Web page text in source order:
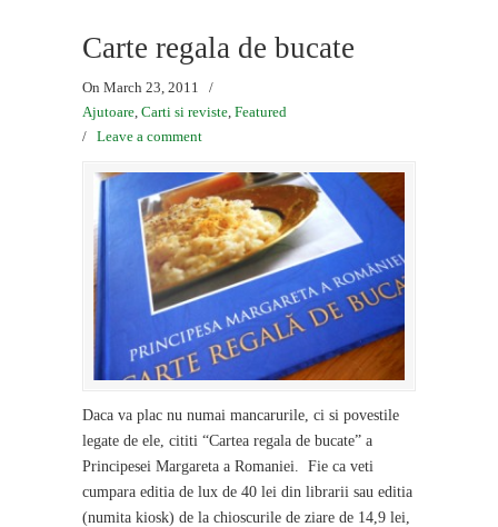
Carte regala de bucate
On March 23, 2011
/
Ajutoare, Carti si reviste, Featured
/ Leave a comment
Daca va plac nu numai mancarurile, ci si povestile
legate de ele, cititi “Cartea regala de bucate” a
Principesei Margareta a Romaniei. Fie ca veti
cumpara editia de lux de 40 lei din librarii sau editia
(numita kiosk) de la chioscurile de ziare de 14,9 lei,